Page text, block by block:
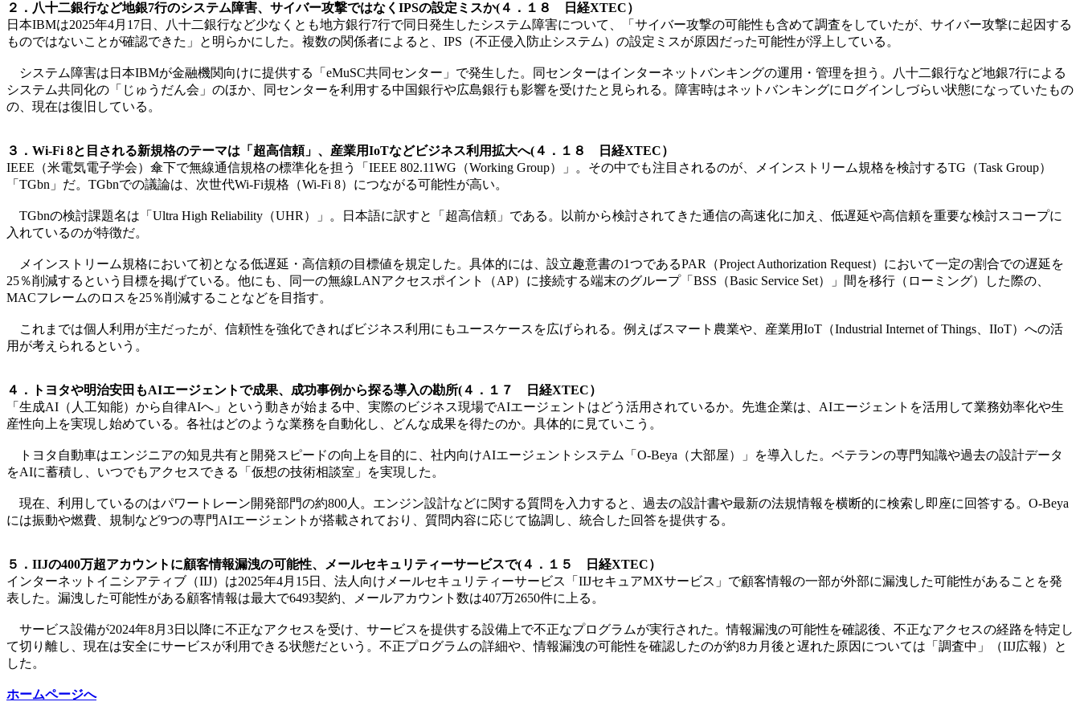
２．八十二銀行など地銀7行のシステム障害、サイバー攻撃ではなくIPSの設定ミスか(４．１８ 日経XTEC）
日本IBMは2025年4月17日、八十二銀行など少なくとも地方銀行7行で同日発生したシステム障害について、「サイバー攻撃の可能性も含めて調査をしていたが、サイバー攻撃に起因する
ものではないことが確認できた」と明らかにした。複数の関係者によると、IPS（不正侵入防止システム）の設定ミスが原因だった可能性が浮上している。
システム障害は日本IBMが金融機関向けに提供する「eMuSC共同センター」で発生した。同センターはインターネットバンキングの運用・管理を担う。八十二銀行など地銀7行による
システム共同化の「じゅうだん会」のほか、同センターを利用する中国銀行や広島銀行も影響を受けたと見られる。障害時はネットバンキングにログインしづらい状態になっていたもの
の、現在は復旧している。
３．Wi-Fi 8と目される新規格のテーマは「超高信頼」、産業用IoTなどビジネス利用拡大へ(４．１８ 日経XTEC）
IEEE（米電気電子学会）傘下で無線通信規格の標準化を担う「IEEE 802.11WG（Working Group）」。その中でも注目されるのが、メインストリーム規格を検討するTG（Task Group）
「TGbn」だ。TGbnでの議論は、次世代Wi-Fi規格（Wi-Fi 8）につながる可能性が高い。
TGbnの検討課題名は「Ultra High Reliability（UHR）」。日本語に訳すと「超高信頼」である。以前から検討されてきた通信の高速化に加え、低遅延や高信頼を重要な検討スコープに
入れているのが特徴だ。
メインストリーム規格において初となる低遅延・高信頼の目標値を規定した。具体的には、設立趣意書の1つであるPAR（Project Authorization Request）において一定の割合での遅延を
25％削減するという目標を掲げている。他にも、同一の無線LANアクセスポイント（AP）に接続する端末のグループ「BSS（Basic Service Set）」間を移行（ローミング）した際の、
MACフレームのロスを25％削減することなどを目指す。
これまでは個人利用が主だったが、信頼性を強化できればビジネス利用にもユースケースを広げられる。例えばスマート農業や、産業用IoT（Industrial Internet of Things、IIoT）への活
用が考えられるという。
４．トヨタや明治安田もAIエージェントで成果、成功事例から探る導入の勘所(４．１７ 日経XTEC）
「生成AI（人工知能）から自律AIへ」という動きが始まる中、実際のビジネス現場でAIエージェントはどう活用されているか。先進企業は、AIエージェントを活用して業務効率化や生
産性向上を実現し始めている。各社はどのような業務を自動化し、どんな成果を得たのか。具体的に見ていこう。
トヨタ自動車はエンジニアの知見共有と開発スピードの向上を目的に、社内向けAIエージェントシステム「O-Beya（大部屋）」を導入した。ベテランの専門知識や過去の設計データ
をAIに蓄積し、いつでもアクセスできる「仮想の技術相談室」を実現した。
現在、利用しているのはパワートレーン開発部門の約800人。エンジン設計などに関する質問を入力すると、過去の設計書や最新の法規情報を横断的に検索し即座に回答する。O-Beya
には振動や燃費、規制など9つの専門AIエージェントが搭載されており、質問内容に応じて協調し、統合した回答を提供する。
５．IIJの400万超アカウントに顧客情報漏洩の可能性、メールセキュリティーサービスで(４．１５ 日経XTEC）
インターネットイニシアティブ（IIJ）は2025年4月15日、法人向けメールセキュリティーサービス「IIJセキュアMXサービス」で顧客情報の一部が外部に漏洩した可能性があることを発
表した。漏洩した可能性がある顧客情報は最大で6493契約、メールアカウント数は407万2650件に上る。
サービス設備が2024年8月3日以降に不正なアクセスを受け、サービスを提供する設備上で不正なプログラムが実行された。情報漏洩の可能性を確認後、不正なアクセスの経路を特定し
て切り離し、現在は安全にサービスが利用できる状態だという。不正プログラムの詳細や、情報漏洩の可能性を確認したのが約8カ月後と遅れた原因については「調査中」（IIJ広報）と
した。
ホームページへ